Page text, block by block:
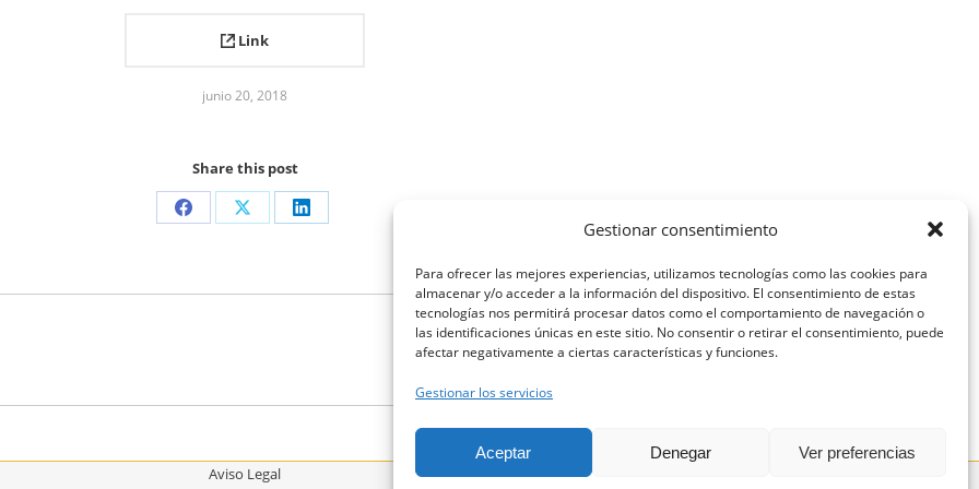
Gestionar consentimiento
Para ofrecer las mejores experiencias, utilizamos tecnologías como las cookies para
almacenar y/o acceder a la información del dispositivo. El consentimiento de estas
tecnologías nos permitirá procesar datos como el comportamiento de navegación o
las identificaciones únicas en este sitio. No consentir o retirar el consentimiento, puede
afectar negativamente a ciertas características y funciones.
Gestionar los servicios
Aceptar Denegar Ver preferencias
Link
junio 20, 2018
Share this post
Share
Facebook
Share
X
Share
LinkedIn
SIGUIENTE
[:es]Fundación Clarós[:]
Aviso Legal